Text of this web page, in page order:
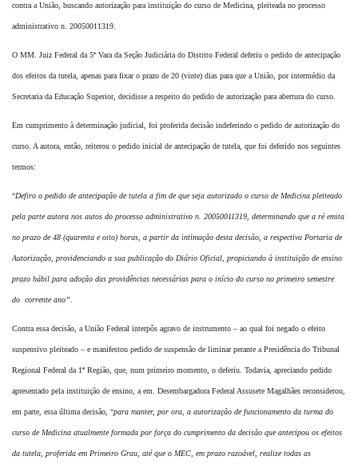
contra a União, buscando autorização para instituição do curso de Medicina, pleiteada no processo
administrativo n. 20050011319.
O MM. Juiz Federal da 5ª Vara da Seção Judiciária do Distrito Federal deferiu o pedido de antecipação
dos efeitos da tutela, apenas para fixar o prazo de 20 (vinte) dias para que aUnião, por intermédio da
Secretaria da Educação Superior, decidisse a respeito do pedido de autorização para abertura do curso.
Em cumprimento à determinação judicial, foi proferida decisão indeferindo o pedido de autorização do
curso. A autora, então, reiterou o pedido inicial de antecipação de tutela, que foi deferido nos seguintes
termos:
“Defiro o pedido de antecipação de tutela a fim de que seja autorizado o curso de Medicina pleiteado
pela parte autora nos autos do processo administrativo n. 20050011319, determinando que a ré emita
no prazo de 48 (quarenta e oito) horas, a partir da intimação desta decisão, a respectiva Portaria de
Autorização, providenciando a sua publicação do Diário Oficial, propiciando à instituição de ensino
prazo hábil para adoção das providências necessárias para o início do curso no primeiro semestre
do corrente ano”.
Contra essa decisão, a União Federal interpôs agravo de instrumento – ao qual foi negado o efeito
suspensivo pleiteado – e manifestou pedido de suspensão de liminar perante aPresidência do Tribunal
Regional Federal da 1ª Região, que, num primeiro momento, o deferiu. Todavia, apreciando pedido
apresentado pela instituição de ensino, a em. Desembargadora Federal Assusete Magalhães reconsiderou,
em parte, essa última decisão, “para manter, por ora, a autorização de funcionamento da turma do
curso de Medicina atualmente formada por força do cumprimento da decisão que antecipou os efeitos
da tutela, proferida em Primeiro Grau, até que o MEC, em prazo razoável, realize todas as